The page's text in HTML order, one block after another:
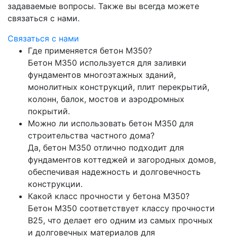
задаваемые вопросы. Также вы всегда можете
связаться с нами.
Связаться с нами
Где применяется бетон М350?
Бетон М350 используется для заливки
фундаментов многоэтажных зданий,
монолитных конструкций, плит перекрытий,
колонн, балок, мостов и аэродромных
покрытий.
Можно ли использовать бетон М350 для
строительства частного дома?
Да, бетон М350 отлично подходит для
фундаментов коттеджей и загородных домов,
обеспечивая надежность и долговечность
конструкции.
Какой класс прочности у бетона М350?
Бетон М350 соответствует классу прочности
B25, что делает его одним из самых прочных
и долговечных материалов для